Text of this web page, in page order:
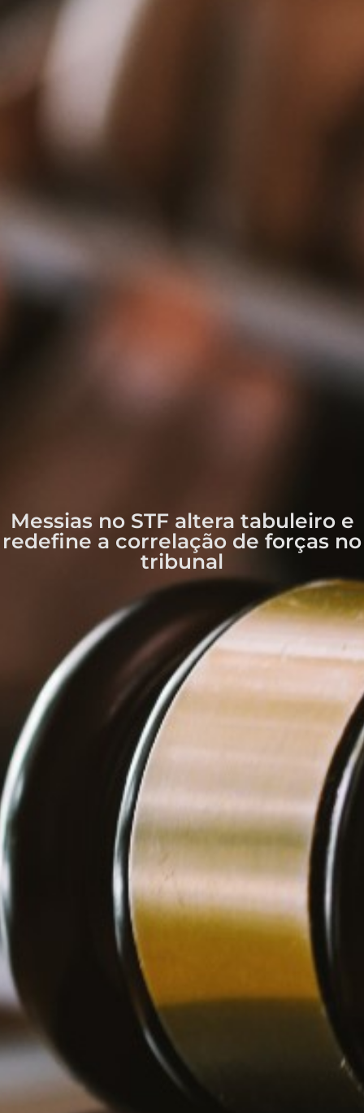
Messias no STF altera tabuleiro e
redefine a correlação de forças no
tribunal